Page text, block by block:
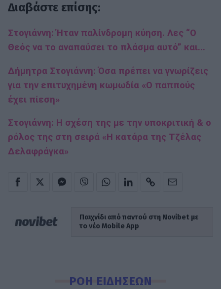
Διαβάστε επίσης:
Στογιάννη: Ήταν παλίνδρομη κύηση. Λες “Ο
Θεός να το αναπαύσει το πλάσμα αυτό” και...
Δήμητρα Στογιάννη: Όσα πρέπει να γνωρίζεις
για την επιτυχημένη κωμωδία «Ο παππούς
έχει πίεση»
Στογιάννη: Η σχέση της με την υποκριτική & ο
ρόλος της στη σειρά «Η κατάρα της Τζέλας
Δελαφράγκα»
Παιχνίδι από παντού στη Novibet με
το νέο Mobile App
ΡΟΗ ΕΙΔΗΣΕΩΝ